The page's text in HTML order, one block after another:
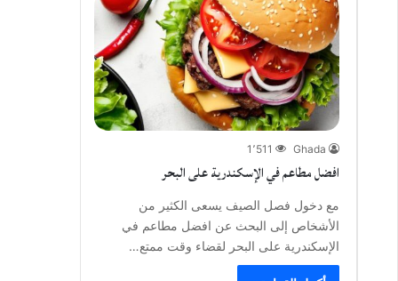
Ghada 1٬511
افضل مطاعم في الإسكندرية على البحر
مع دخول فصل الصيف يسعى الكثير من
الأشخاص إلى البحث عن افضل مطاعم في
الإسكندرية على البحر لقضاء وقت ممتع…